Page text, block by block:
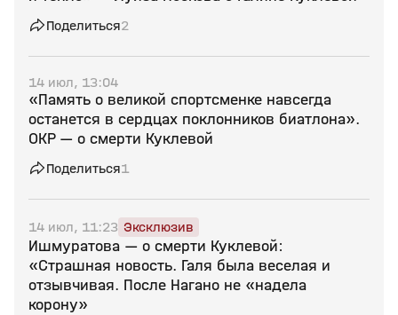
Поделиться2
14 июл, 13:04
«Память о великой спортсменке навсегда
останется в сердцах поклонников биатлона».
ОКР — о смерти Куклевой
Поделиться1
14 июл, 11:23 Эксклюзив
Ишмуратова — о смерти Куклевой:
«Страшная новость. Галя была веселая и
отзывчивая. После Нагано не «надела
корону»